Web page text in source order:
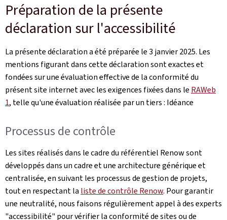
Préparation de la présente
déclaration sur l'accessibilité
La présente déclaration a été préparée le3 janvier 2025. Les
mentions figurant dans cette déclaration sont exactes et
fondées sur une évaluation effective de la conformité du
présent site internet avec les exigences fixées dans le RAWeb
1, telle qu'une évaluation réalisée par un tiers : Idéance
Processus de contrôle
Les sites réalisés dans le cadre du référentiel Renow sont
développés dans un cadre et une architecture générique et
centralisée, en suivant les processus de gestion de projets,
tout en respectant la liste de contrôle Renow. Pour garantir
une neutralité, nous faisons régulièrement appel à des experts
"accessibilité" pour vérifier la conformité de sites ou de